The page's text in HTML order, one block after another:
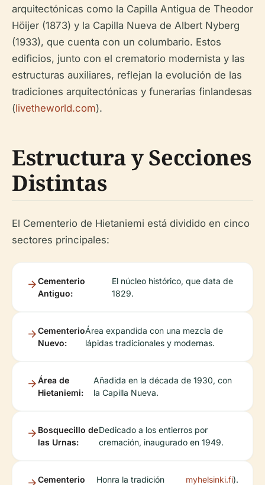
arquitectónicas como la Capilla Antigua de Theodor
Höijer (1873) y la Capilla Nueva de Albert Nyberg
(1933), que cuenta con un columbario. Estos
edificios, junto con el crematorio modernista y las
estructuras auxiliares, reflejan la evolución de las
tradiciones arquitectónicas y funerarias finlandesas
(livetheworld.com).
Estructura y Secciones
Distintas
El Cementerio de Hietaniemi está dividido en cinco
sectores principales:
Cementerio
Antiguo:
El núcleo histórico, que data de
1829.
Cementerio
Nuevo:
Área expandida con una mezcla de
lápidas tradicionales y modernas.
Área de
Hietaniemi:
Añadida en la década de 1930, con
la Capilla Nueva.
Bosquecillo de
las Urnas:
Dedicado a los entierros por
cremación, inaugurado en 1949.
Cementerio
Honra la tradición
myhelsinki.fi).